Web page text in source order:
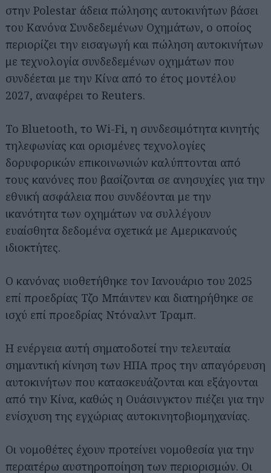
στην Polestar άδεια πώλησης αυτοκινήτων βάσει
του Κανόνα Συνδεδεμένων Οχημάτων, ο οποίος
περιορίζει την εισαγωγή και πώληση αυτοκινήτων
με τεχνολογία συνδεδεμένων οχημάτων που
συνδέεται με την Κίνα από το έτος μοντέλου
2027, αναφέρει το Reuters.
Το Bluetooth, το Wi-Fi, η συνδεσιμότητα κινητής
τηλεφωνίας και ορισμένες τεχνολογίες
δορυφορικών επικοινωνιών καλύπτονται από
τους κανόνες που βασίζονται σε ανησυχίες για την
εθνική ασφάλεια που συνδέονται με την
ικανότητα των οχημάτων να συλλέγουν
ευαίσθητα δεδομένα σχετικά με Αμερικανούς
ιδιοκτήτες.
Ο κανόνας υιοθετήθηκε τον Ιανουάριο του 2025
επί προεδρίας Τζο Μπάιντεν και διατηρήθηκε σε
ισχύ επί προεδρίας Ντόναλντ Τραμπ.
Η ενέργεια αυτή σηματοδοτεί την τελευταία
σημαντική κίνηση των ΗΠΑ προς την απαγόρευση
αυτοκινήτων που κατασκευάζονται και εξάγονται
από την Κίνα, καθώς η Ουάσινγκτον πιέζει για την
ενίσχυση της εγχώριας αυτοκινητοβιομηχανίας.
Οι νομοθέτες έχουν προτείνει νομοθεσία για την
περαιτέρω αυστηροποίηση των περιορισμών. Οι